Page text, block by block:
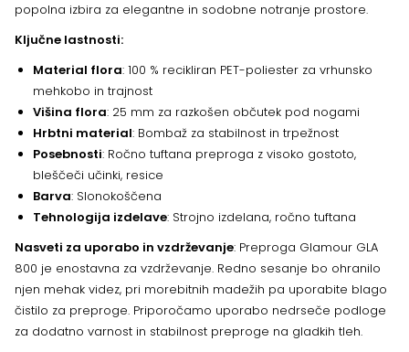
popolna izbira za elegantne in sodobne notranje prostore.
Ključne lastnosti:
Material flora: 100 % recikliran PET-poliester za vrhunsko
mehkobo in trajnost
Višina flora: 25 mm za razkošen občutek pod nogami
Hrbtni material: Bombaž za stabilnost in trpežnost
Posebnosti: Ročno tuftana preproga z visoko gostoto,
bleščeči učinki, resice
Barva: Slonokoščena
Tehnologija izdelave: Strojno izdelana, ročno tuftana
Nasveti za uporabo in vzdrževanje: Preproga Glamour GLA
800 je enostavna za vzdrževanje. Redno sesanje bo ohranilo
njen mehak videz, pri morebitnih madežih pa uporabite blago
čistilo za preproge. Priporočamo uporabo nedrseče podloge
za dodatno varnost in stabilnost preproge na gladkih tleh.